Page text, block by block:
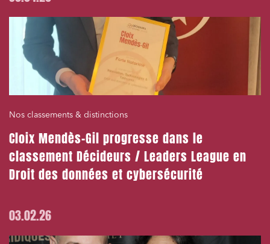
Nos classements & distinctions
Cloix Mendès-Gil progresse dans le
classement Décideurs / Leaders League en
Droit des données et cybersécurité
03.02.26